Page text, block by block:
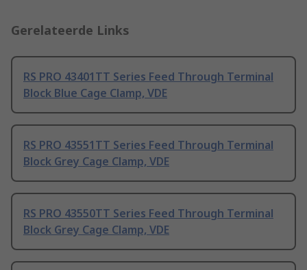
Gerelateerde Links
RS PRO 43401TT Series Feed Through Terminal
Block Blue Cage Clamp, VDE
RS PRO 43551TT Series Feed Through Terminal
Block Grey Cage Clamp, VDE
RS PRO 43550TT Series Feed Through Terminal
Block Grey Cage Clamp, VDE